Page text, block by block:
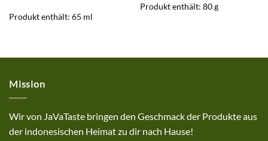
Produkt enthält: 65 ml
Produkt enthält: 80g
Mission
Wir von JaVaTaste bringen den Geschmack der Produkte aus
der indonesischen Heimat zu dir nach Hause!